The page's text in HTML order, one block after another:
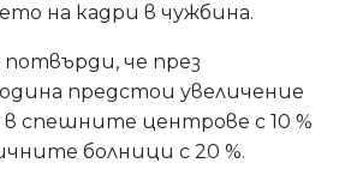
на кадри в чужбина.
че през
предстои увеличение
спешните центрове с 10 %
болници с 20 %.